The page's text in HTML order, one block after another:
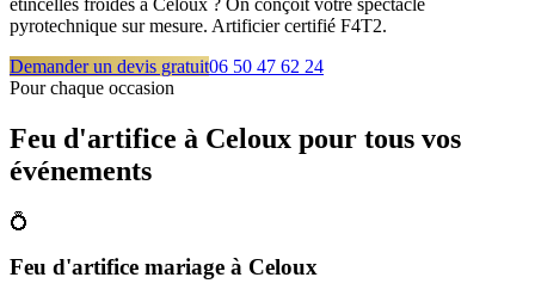
pyrotechnique sur mesure. Artificier certifié F4T2.
Demander un devis gratuit06 50 47 62 24
Pour chaque occasion
Feu d'artifice à Celoux pour tous vos
événements
💍
Feu d'artifice mariage à Celoux